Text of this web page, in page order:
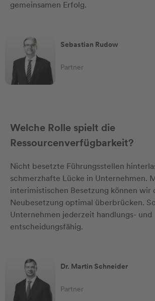
gemeinsamen Erfolg.
Sebastian Rudow
Partner
Welche Rolle spielt die
Ressourcenverfügbarkeit?
Nicht besetzte Führungsstellen
schmerzhafte Lücke in Unternehmen.
interimistischen Besetzung können wir
Neubesetzung optimal überbrücken.
Unternehmen jederzeit handlungs- und
entscheidungsfähig.
Dr. Martin Schneider
Partner